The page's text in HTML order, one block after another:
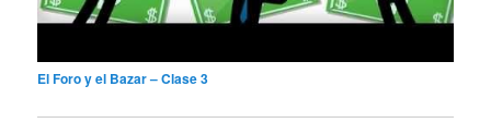
El Foro y el Bazar – Clase 3